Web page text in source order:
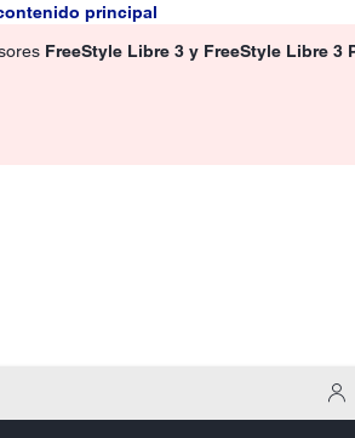
principal
FreeStyle Libre 3 y FreeStyle Libre 3